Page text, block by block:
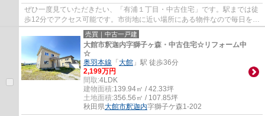
ぜひ一度見ていただきたい、「有浦１丁目・中古住宅」です。駅までは徒
歩12分でアクセス可能です。市街地に近い場所にある物件なので毎日を楽
しくすごせます。99.36㎡の建物面積がある...
売買｜中古一戸建
大館市釈迦内字獅子ヶ森・中古住宅☆リフォーム中
☆
奥羽本線 「 大館 」駅 徒歩36分
2,199万円
間取:4LDK
建物面積:139.94㎡ / 42.33坪
土地面積:356.56㎡ / 107.85坪
秋田県大館市釈迦内字獅子ケ森1-202